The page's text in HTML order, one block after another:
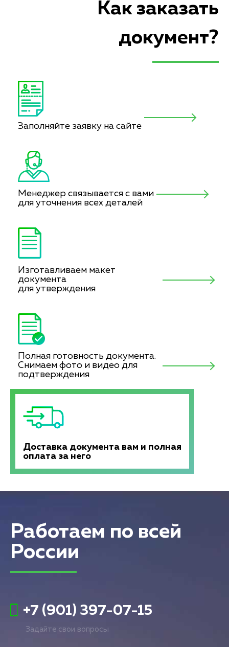
Как заказать
документ?
Заполняйте заявку на сайте
Менеджер связывается с вами
для уточнения всех деталей
Изготавливаем макет
документа
для утверждения
Полная готовность документа.
Снимаем фото и видео для
подтверждения
Доставка документа вам и полная
оплата за него
Работаем по всей
России
+7 (901) 397-07-15
Задайте свои вопросы